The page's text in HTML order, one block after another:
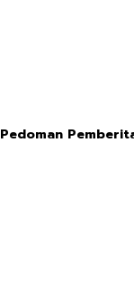
Pedoman